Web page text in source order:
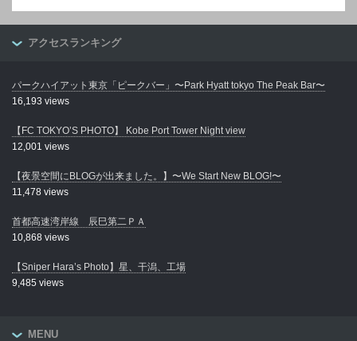
アクセスランキング
パークハイアット東京「ピークバー」〜Park Hyatt tokyo The Peak Bar〜
16,193 views
【FC TOKYO’S PHOTO】 Kobe Port Tower Night view
12,001 views
【夜景空間にBLOGが出来ました。】〜We Start New BLOG!〜
11,478 views
首都高速湾岸線 辰巳第二ＰＡ
10,868 views
【Sniper Hara’s Photo】星、干潟、工場
9,485 views
MENU